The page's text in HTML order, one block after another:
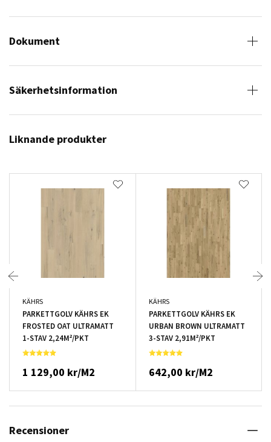
Dokument
Säkerhetsinformation
Liknande produkter
KÄHRS
PARKETTGOLV KÄHRS EK
FROSTED OAT ULTRAMATT
1-STAV 2,24M²/PKT
1 129,00 kr/M2
KÄHRS
PARKETTGOLV KÄHRS EK
URBAN BROWN ULTRAMATT
3-STAV 2,91M²/PKT
642,00 kr/M2
Recensioner